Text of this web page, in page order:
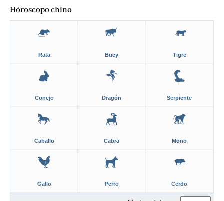
Hóroscopo chino
Rata Buey Tigre
Conejo Dragón Serpiente
Caballo Cabra Mono
Gallo Perro Cerdo